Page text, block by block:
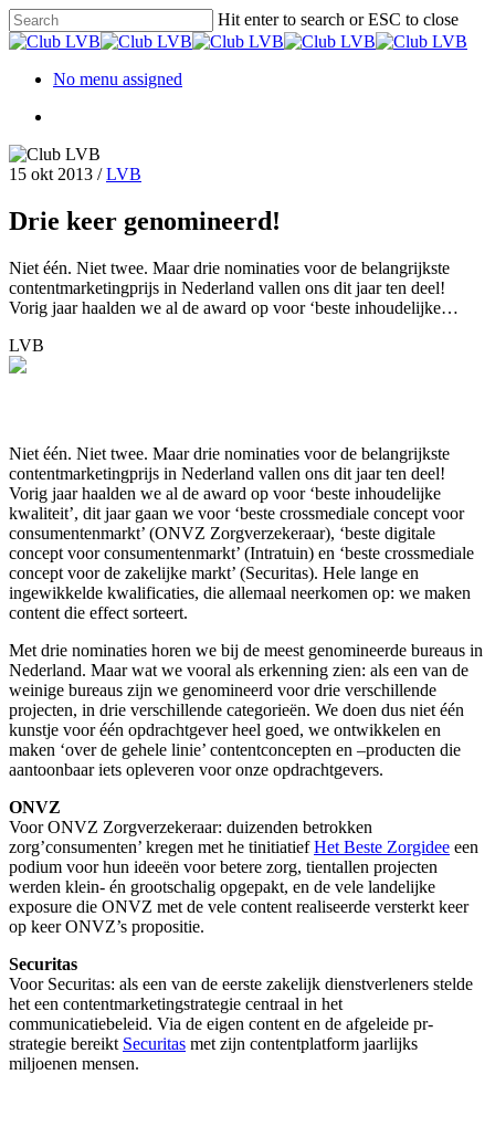
Hit enter to search or ESC to close
No menu assigned
15 okt 2013 /LVB
Drie keer genomineerd!
Niet één. Niet twee. Maar drie nominaties voor de belangrijkste
contentmarketingprijs in Nederland vallen ons dit jaar ten deel!
Vorig jaar haalden we al de award op voor ‘beste inhoudelijke…
LVB
Niet één. Niet twee. Maar drie nominaties voor de belangrijkste
contentmarketingprijs in Nederland vallen ons dit jaar ten deel!
Vorig jaar haalden we al de award op voor ‘beste inhoudelijke
kwaliteit’, dit jaar gaan we voor ‘beste crossmediale concept voor
consumentenmarkt’ (ONVZ Zorgverzekeraar), ‘beste digitale
concept voor consumentenmarkt’ (Intratuin) en ‘beste crossmediale
concept voor de zakelijke markt’ (Securitas). Hele lange en
ingewikkelde kwalificaties, die allemaal neerkomen op: we maken
content die effect sorteert.
Met drie nominaties horen we bij de meest genomineerde bureaus in
Nederland. Maar wat we vooral als erkenning zien: als een van de
weinige bureaus zijn we genomineerd voor drie verschillende
projecten, in drie verschillende categorieën. We doen dus niet één
kunstje voor één opdrachtgever heel goed, we ontwikkelen en
maken ‘over de gehele linie’ contentconcepten en –producten die
aantoonbaar iets opleveren voor onze opdrachtgevers.
ONVZ
Voor ONVZ Zorgverzekeraar: duizenden betrokken
zorg’consumenten’ kregen met he tinitiatiefHet Beste Zorgidee een
podium voor hun ideeën voor betere zorg, tientallen projecten
werden klein- én grootschalig opgepakt, en de vele landelijke
exposure die ONVZ met de vele content realiseerde versterkt keer
op keer ONVZ’s propositie.
Securitas
Voor Securitas: als een van de eerste zakelijk dienstverleners stelde
het een contentmarketingstrategie centraal in het
communicatiebeleid. Via de eigen content en de afgeleide pr-
strategie bereikt Securitas met zijn contentplatform jaarlijks
miljoenen mensen.